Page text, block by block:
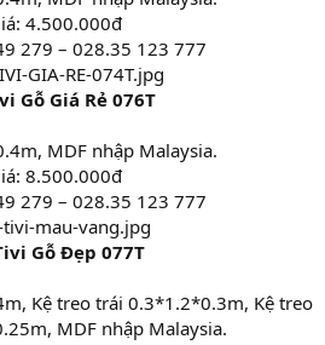
4.500.000đ
279 – 028.35 123 777
Gỗ Giá Rẻ 076T
MDF nhập Malaysia.
8.500.000đ
279 – 028.35 123 777
Gỗ Đẹp 077T
Kệ treo trái 0.3*1.2*0.3m, Kệ treo
MDF nhập Malaysia.